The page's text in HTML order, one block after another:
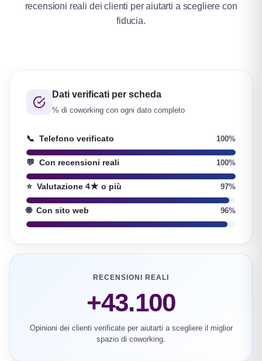
recensioni reali dei clienti per aiutarti a scegliere con
fiducia.
Dati verificati per scheda
% di coworking con ogni dato completo
📞 Telefono verificato 100%
💬 Con recensioni reali 100%
⭐ Valutazione 4★ o più 97%
🌐 Con sito web 96%
RECENSIONI REALI
+43.100
Opinioni dei clienti verificate per aiutarti a scegliere il miglior
spazio di coworking.